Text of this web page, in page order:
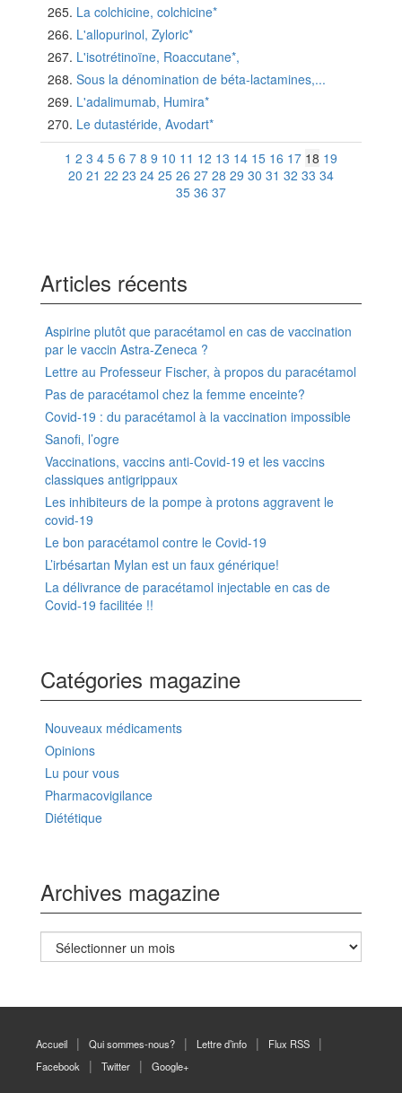
La colchicine, colchicine*
L'allopurinol, Zyloric*
L'isotrétinoïne, Roaccutane*,
Sous la dénomination de béta-lactamines,...
L'adalimumab, Humira*
Le dutastéride, Avodart*
1 2 3 4 5 6 7 8 9 10 11 12 13 14 15 16 17 18 19
20 21 22 23 24 25 26 27 28 29 30 31 32 33 34
35 36 37
Articles récents
Aspirine plutôt que paracétamol en cas de vaccination
par le vaccin Astra-Zeneca ?
Lettre au Professeur Fischer, à propos du paracétamol
Pas de paracétamol chez la femme enceinte?
Covid-19 : du paracétamol à la vaccination impossible
Sanofi, l’ogre
Vaccinations, vaccins anti-Covid-19 et les vaccins
classiques antigrippaux
Les inhibiteurs de la pompe à protons aggravent le
covid-19
Le bon paracétamol contre le Covid-19
L’irbésartan Mylan est un faux générique!
La délivrance de paracétamol injectable en cas de
Covid-19 facilitée !!
Catégories magazine
Nouveaux médicaments
Opinions
Lu pour vous
Pharmacovigilance
Diététique
Archives magazine
Archives
magazine
Accueil Qui sommes-nous? Lettre d’info
Flux RSS
Facebook
Twitter Google+